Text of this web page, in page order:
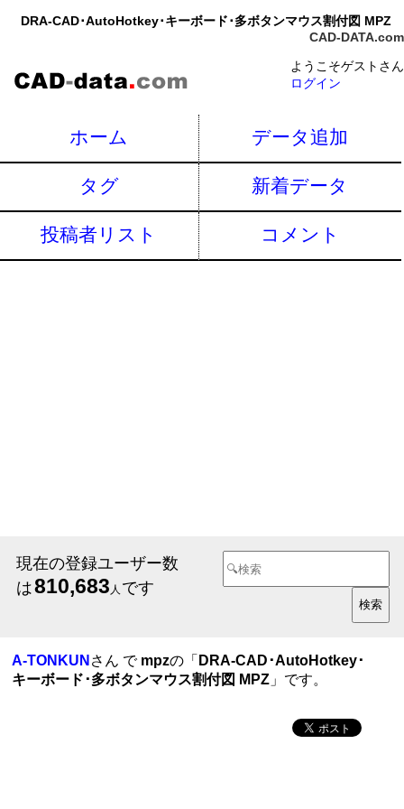
DRA-CAD･AutoHotkey･キーボード･多ボタンマウス割付図 MPZ
CAD-DATA.com
ようこそゲストさん
ログイン
ホーム データ追加
タグ 新着データ
投稿者リスト コメント
現在の登録ユーザー数
は810,683 人 です
A-TONKUN さん で mpzの「 DRA-CAD･AutoHotkey･
キーボード･多ボタンマウス割付図 MPZ 」です。